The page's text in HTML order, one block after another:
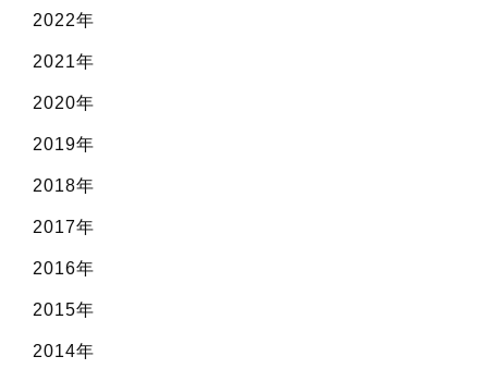
2022年
2021年
2020年
2019年
2018年
2017年
2016年
2015年
2014年